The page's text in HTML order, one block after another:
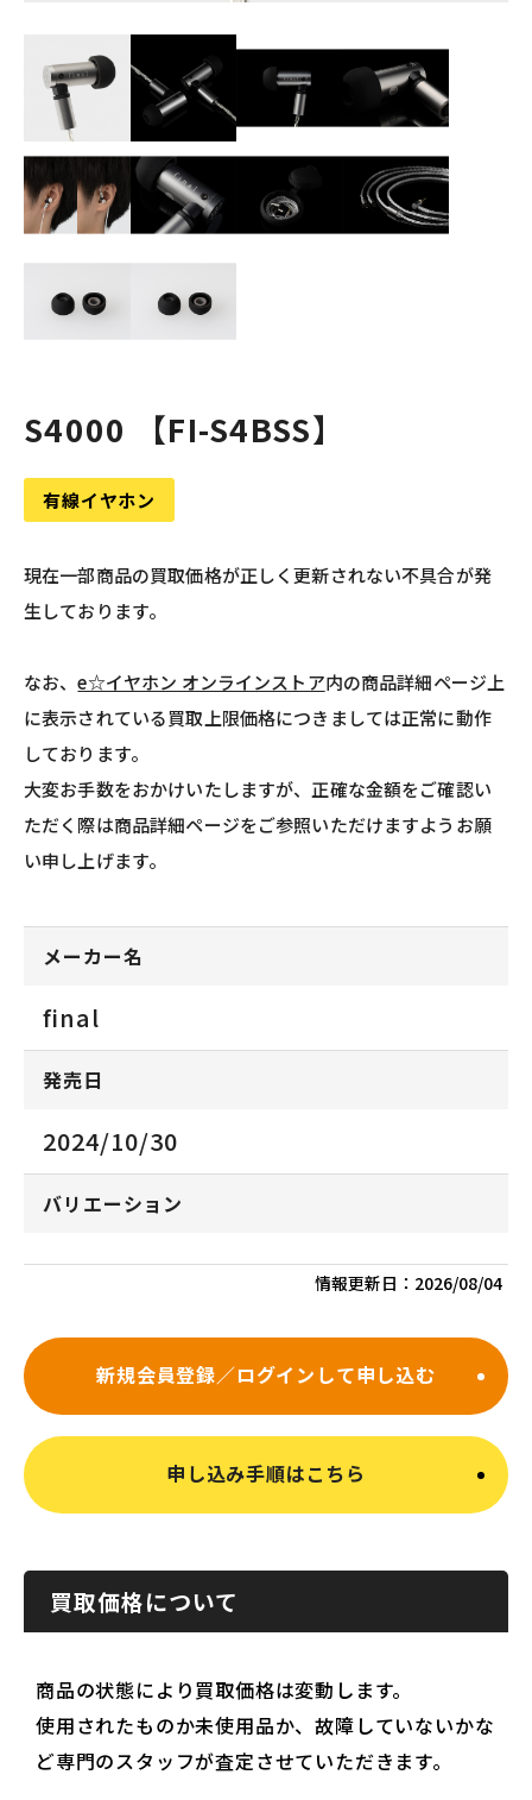
S4000 【FI-S4BSS】
有線イヤホン
現在一部商品の買取価格が正しく更新されない不具合が発
生しております。
なお、e☆イヤホン オンラインストア内の商品詳細ページ上
に表示されている買取上限価格につきましては正常に動作
しております。
大変お手数をおかけいたしますが、正確な金額をご確認い
ただく際は商品詳細ページをご参照いただけますようお願
い申し上げます。
メーカー名
final
発売日
2024/10/30
バリエーション
情報更新日： 2026/08/04
新規会員登録／ログインして申し込む
申し込み手順はこちら
買取価格について
商品の状態により買取価格は変動します。
使用されたものか未使用品か、故障していないかな
ど専門のスタッフが査定させていただきます。